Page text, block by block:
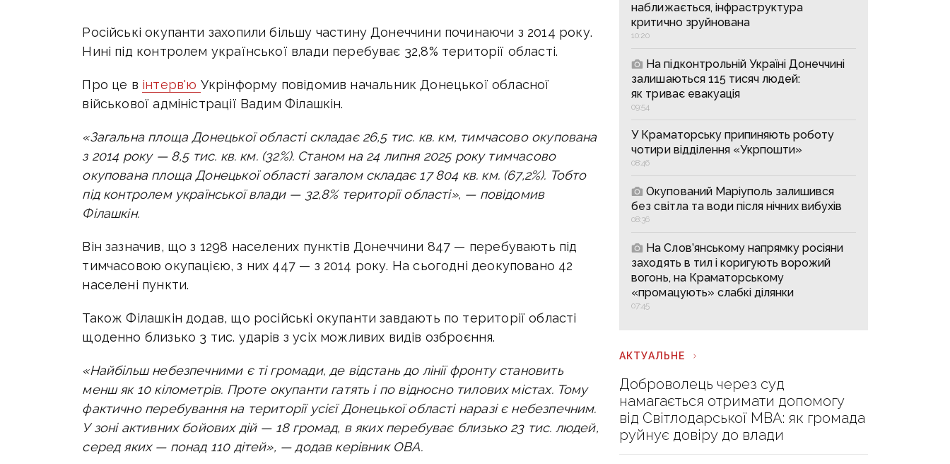
Російські окупанти захопили більшу частину Донеччини починаючи з 2014 року.
Нині під контролем української влади перебуває 32,8% території області.
Про це в інтерв'ю Укрінформу повідомив начальник Донецької обласної
військової адміністрації Вадим Філашкін.
«Загальна площа Донецької області складає 26,5 тис. кв. км, тимчасово окупована
з 2014 року — 8,5 тис. кв. км. (32%). Станом на 24 липня 2025 року тимчасово
окупована площа Донецької області загалом складає 17 804 кв. км. (67,2%). Тобто
під контролем української влади — 32,8% території області», — повідомив
Філашкін.
Він зазначив, що з 1298 населених пунктів Донеччини 847 — перебувають під
тимчасовою окупацією, з них 447 — з 2014 року. На сьогодні деокуповано 42
населені пункти.
Також Філашкін додав, що російські окупанти завдають по території області
щоденно близько 3 тис. ударів з усіх можливих видів озброєння.
«Найбільш небезпечними є ті громади, де відстань до лінії фронту становить
менш як 10 кілометрів. Проте окупанти гатять і по відносно тилових містах. Тому
фактично перебування на території усієї Донецької області наразі є небезпечним.
У зоні активних бойових дій — 18 громад, в яких перебуває близько 23 тис. людей,
серед яких — понад 110 дітей», — додав керівник ОВА.
наближається, інфраструктура
критично зруйнована
10:20
На підконтрольній Україні Донеччині
залишаються 115 тисяч людей:
як триває евакуація
09:54
У Краматорську припиняють роботу
чотири відділення «Укрпошти»
08:46
Окупований Маріуполь залишився
без світла та води після нічних вибухів
08:36
На Слов’янському напрямку росіяни
заходять в тил і коригують ворожий
вогонь, на Краматорському
«промацують» слабкі ділянки
07:45
АКТУАЛЬНЕ
Доброволець через суд
намагається отримати допомогу
від Світлодарської МВА: як громада
руйнує довіру до влади